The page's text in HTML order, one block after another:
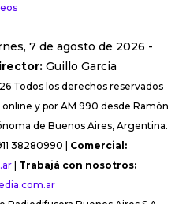
7 de agosto de 2026 -
Guillo Garcia
Todos los derechos reservados
y por AM 990 desde Ramón
de Buenos Aires, Argentina.
38280990 | Comercial:
| Trabajá con nosotros: